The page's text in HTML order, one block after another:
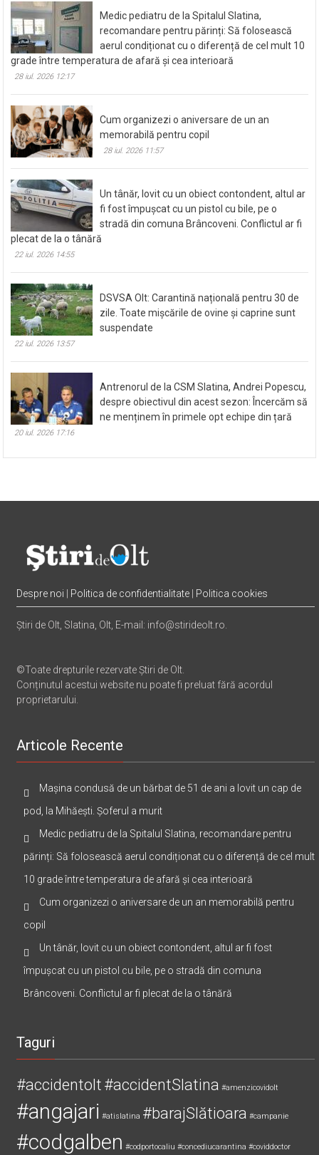
Medic pediatru de la Spitalul Slatina,
recomandare pentru părinți: Să folosească
aerul condiționat cu o diferență de cel mult 10
grade între temperatura de afară și cea interioară
28 iul. 2026 12:17
Cum organizezi o aniversare de un an
memorabilă pentru copil
28 iul. 2026 11:57
Un tânăr, lovit cu un obiect contondent, altul ar
fi fost împușcat cu un pistol cu bile, pe o
stradă din comuna Brâncoveni. Conflictul ar fi
plecat de la o tânără
22 iul. 2026 14:55
DSVSA Olt: Carantină națională pentru 30 de
zile. Toate mișcările de ovine și caprine sunt
suspendate
22 iul. 2026 13:57
Antrenorul de la CSM Slatina, Andrei Popescu,
despre obiectivul din acest sezon: Încercăm să
ne menținem în primele opt echipe din țară
20 iul. 2026 17:16
Despre noi Politica de confidentialitate Politica cookies
Știri de Olt, Slatina, Olt, E-mail: info@stirideolt.ro.
©Toate drepturile rezervate Știri de Olt.
Conținutul acestui website nu poate fi preluat fără acordul
proprietarului.
Articole Recente
Mașina condusă de un bărbat de 51 de ani a lovit un cap de
pod, la Mihăești. Șoferul a murit
Medic pediatru de la Spitalul Slatina, recomandare pentru
părinți: Să folosească aerul condiționat cu o diferență de cel mult
10 grade între temperatura de afară și cea interioară
Cum organizezi o aniversare de un an memorabilă pentru
copil
Un tânăr, lovit cu un obiect contondent, altul ar fi fost
împușcat cu un pistol cu bile, pe o stradă din comuna
Brâncoveni. Conflictul ar fi plecat de la o tânără
Taguri
#accidentolt #accidentSlatina #amenzicovidolt
#angajari #atislatina #barajSlătioara #campanie
#codgalben #codportocaliu #concediucarantina #coviddoctor